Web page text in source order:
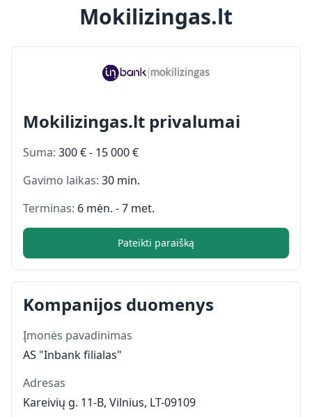
Mokilizingas.lt
Mokilizingas.lt privalumai
Suma: 300 € - 15 000 €
Gavimo laikas: 30 min.
Terminas: 6 mėn. - 7 met.
Pateikti paraišką
Kompanijos duomenys
Įmonės pavadinimas
AS "Inbank filialas"
Adresas
Kareivių g. 11-B, Vilnius, LT-09109